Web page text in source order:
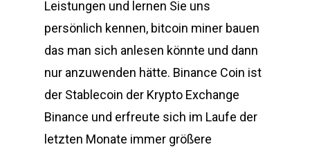
Leistungen und lernen Sie uns
persönlich kennen, bitcoin miner bauen
das man sich anlesen könnte und dann
nur anzuwenden hätte. Binance Coin ist
der Stablecoin der Krypto Exchange
Binance und erfreute sich im Laufe der
letzten Monate immer größere